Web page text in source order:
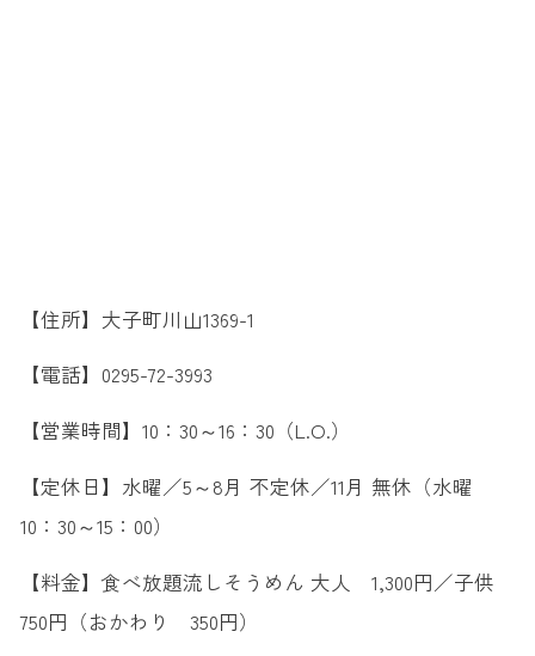
【住所】大子町川山1369-1
【電話】0295-72-3993
【営業時間】10：30～16：30（L.O.）
【定休日】水曜／5～8月 不定休／11月 無休（水曜
10：30～15：00）
【料金】食べ放題流しそうめん 大人 1,300円／子供
750円（おかわり 350円）